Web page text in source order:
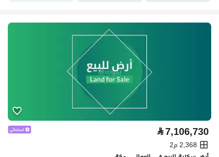
⃁7,106,730
2,368 م2